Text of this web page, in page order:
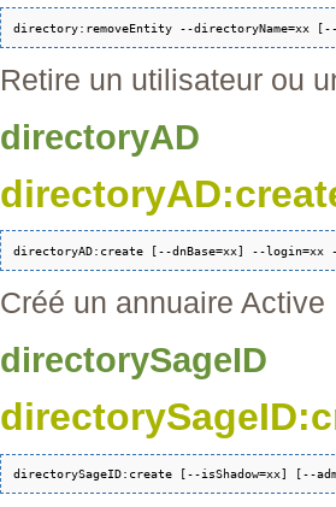
Retire un utilisateur ou
directoryAD
Créé un annuaire Active
directorySageID